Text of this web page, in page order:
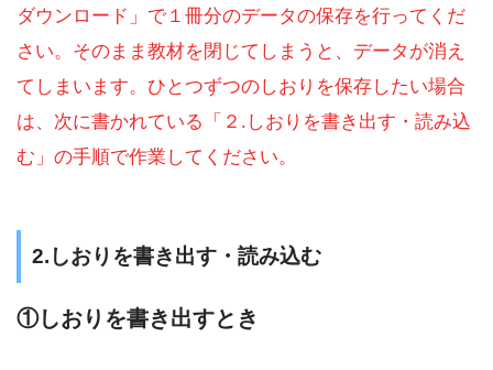
ダウンロード」で１冊分のデータの保存を行ってくだ
さい。そのまま教材を閉じてしまうと、データが消え
てしまいます。ひとつずつのしおりを保存したい場合
は、次に書かれている「２.しおりを書き出す・読み込
む」の手順で作業してください。
2.しおりを書き出す・読み込む
①しおりを書き出すとき